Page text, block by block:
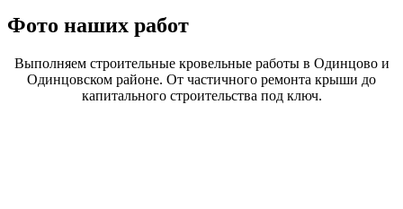
Фото наших работ
Выполняем строительные кровельные работы в Одинцово и
Одинцовском районе. От частичного ремонта крыши до
капитального строительства под ключ.